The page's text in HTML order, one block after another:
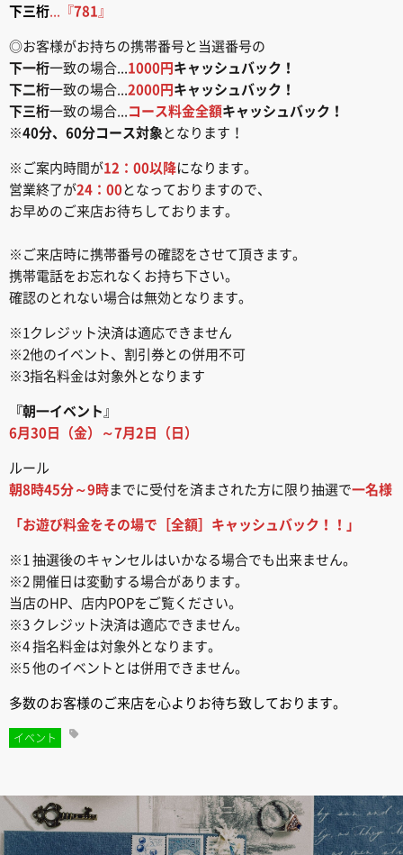
下三桁...『781 』
◎お客様がお持ちの携帯番号と当選番号の
下一桁一致の場合...1000円 キャッシュバック！
下二桁一致の場合...2000円 キャッシュバック！
下三桁一致の場合... コース料金全額キャッシュバック！
※40分、60分コース対象 となります！
※ご案内時間が12：00以降になります。
営業終了が24：00となっておりますので、
お早めのご来店お待ちしております。
※ご来店時に携帯番号の確認をさせて頂きます。
携帯電話をお忘れなくお持ち下さい。
確認のとれない場合は無効となります。
※1クレジット決済は適応できません
※2他のイベント、割引券との併用不可
※3指名料金は対象外となります
『朝一イベント 』
6月30日（金）～7月2日（日）
ルール
朝8時45分～9時までに受付を済まされた方に限り抽選で一名様
「お遊び料金をその場で［全額］キャッシュバック！！」
※1 抽選後のキャンセルはいかなる場合でも出来ません。
※2 開催日は変動する場合があります。
当店のHP、店内POPをご覧ください。
※3 クレジット決済は適応できません。
※4 指名料金は対象外となります。
※5 他のイベントとは併用できません。
多数のお客様のご来店を心よりお待ち致しております。
イベント